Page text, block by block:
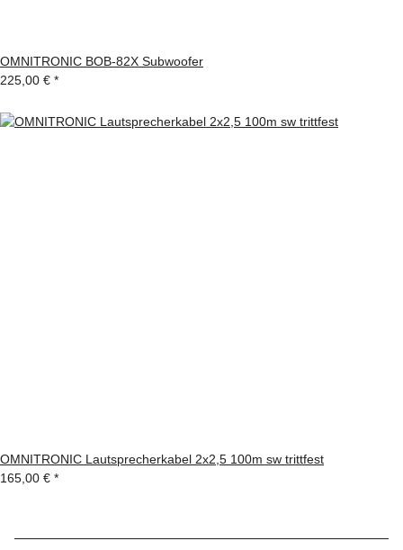
OMNITRONIC BOB-82X Subwoofer
225,00 € *
OMNITRONIC Lautsprecherkabel 2x2,5 100m sw trittfest
165,00 € *